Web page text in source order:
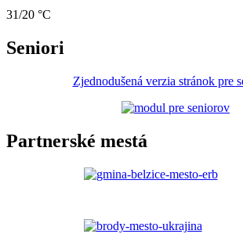
31/20 °C
Seniori
Zjednodušená verzia stránok pre
Partnerské mestá